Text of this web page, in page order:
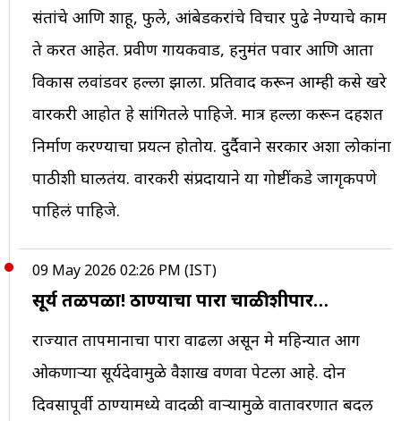
संतांचे आणि शाहू, फुले, आंबेडकरांचे विचार पुढे नेण्याचे काम
ते करत आहेत. प्रवीण गायकवाड, हनुमंत पवार आणि आता
विकास लवांडेंवर हल्ला झाला. प्रतिवाद करून आम्ही कसे खरे
वारकरी आहोत हे सांगितले पाहिजे. मात्र हल्ला करून दहशत
निर्माण करण्याचा प्रयत्न होतोय. दुर्दैवाने सरकार अशा लोकांना
पाठीशी घालतंय. वारकरी संप्रदायाने या गोष्टींकडे जागृकपणे
पाहिलं पाहिजे.
09 May 2026 02:26 PM (IST)
सूर्य तळपळा! ठाण्याचा पारा चाळीशीपार…
राज्यात तापमानाचा पारा वाढला असून मे महिन्यात आग
ओकणाऱ्या सूर्यदेवामुळे वैशाख वणवा पेटला आहे. दोन
दिवसापूर्वी ठाण्यामध्ये वादळी वाऱ्यामुळे वातावरणात बदल